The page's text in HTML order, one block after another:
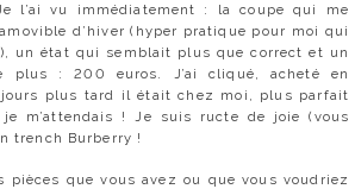
l’ai vu immédiatement : la coupe qui me
d’hiver (hyper pratique pour moi qui
un état qui semblait plus que correct et un
plus : 200 euros. J’ai cliqué, acheté en
jours plus tard il était chez moi, plus parfait
m’attendais ! Je suis ructe de joie (vous
trench Burberry !
pièces que vous avez ou que vous voudriez